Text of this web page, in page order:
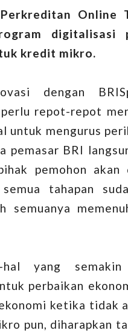
Online
digitalisasi
kredit mikro.
dengan
repot-repot
untuk mengurus
pemasar BRI
pemohon akan
tahapan
semuanya
yang semakin
perbaikan
ketika tidak
pun, diharapkan